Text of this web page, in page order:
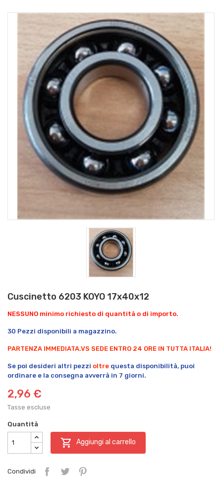
Cuscinetto 6203 KOYO 17x40x12
NESSUNO minimo richiesto di quantità o di importo.
30 Pezzi disponibili a magazzino.
PARTENZA IMMEDIATA.VS SEDE ENTRO 24 ORE IN TUTTA ITALIA!
Se poi desideri altri pezzi oltre questa disponibilità, puoi
ordinare e la consegna avverrà in 7 giorni.
2,96 €
Tasse escluse
Quantità
 Aggiungi al carrello
Condividi